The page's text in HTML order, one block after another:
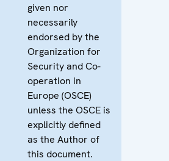
given nor
necessarily
endorsed by the
Organization for
Security and Co-
operation in
Europe (OSCE)
unless the OSCE is
explicitly defined
as the Author of
this document.